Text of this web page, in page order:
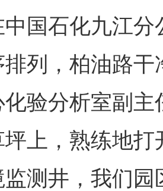
石化九江分
列，柏油路
验分析室副
上，熟练地打
测井，我们